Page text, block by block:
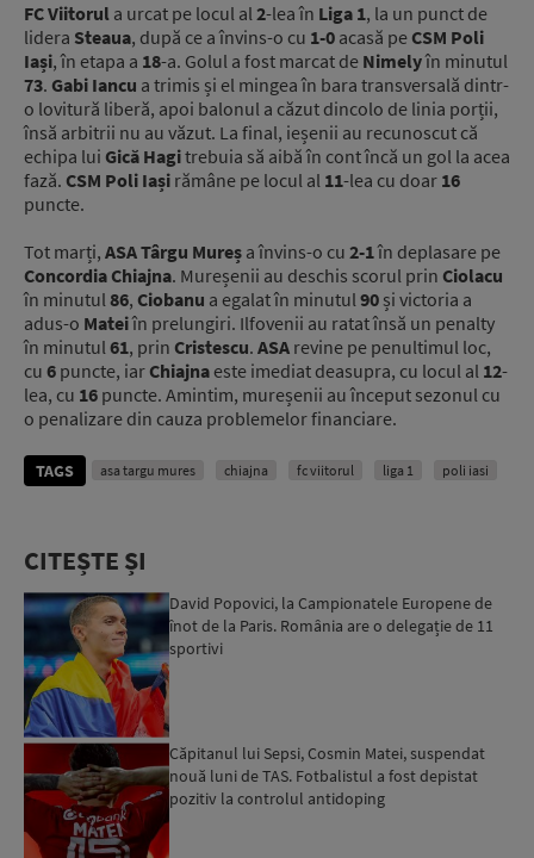
FC Viitorul a urcat pe locul al2-lea în Liga 1, la un punct de
lidera Steaua, după ce a învins-o cu 1-0 acasă pe CSM Poli
Iași, în etapa a 18-a. Golul a fost marcat de Nimelyîn minutul
73. Gabi Iancu a trimis și el mingea în bara transversală dintr-
o lovitură liberă, apoi balonul a căzut dincolo de linia porții,
însă arbitrii nu au văzut. La final, ieșenii au recunoscut că
echipa lui Gică Hagitrebuia să aibă în cont încă un gol la acea
fază. CSM Poli Iași rămâne pe locul al 11-lea cu doar 16
puncte.
Tot marți, ASA Târgu Mureș a învins-o cu 2-1în deplasare pe
Concordia Chiajna. Mureșenii au deschis scorul prin Ciolacu
în minutul86, Ciobanu a egalat în minutul90 și victoria a
adus-o Mateiîn prelungiri. Ilfovenii au ratat însă un penalty
în minutul61, prin Cristescu. ASA revine pe penultimul loc,
cu 6 puncte, iar Chiajna este imediat deasupra, cu locul al 12-
lea, cu 16 puncte. Amintim, mureșenii au început sezonul cu
o penalizare din cauza problemelor financiare.
TAGS asa targu mures chiajna fc viitorul liga 1 poli iasi
CITEȘTE ȘI
David Popovici, la Campionatele Europene de
înot de la Paris. România are o delegație de 11
sportivi
Căpitanul lui Sepsi, Cosmin Matei, suspendat
nouă luni de TAS. Fotbalistul a fost depistat
pozitiv la controlul antidoping